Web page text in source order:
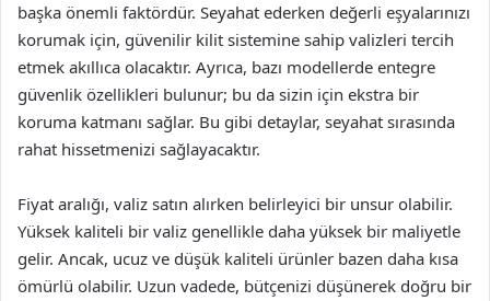
başka önemli faktördür. Seyahat ederken değerli eşyalarınızı
korumak için, güvenilir kilit sistemine sahip valizleri tercih
etmek akıllıca olacaktır. Ayrıca, bazı modellerde entegre
güvenlik özellikleri bulunur; bu da sizin için ekstra bir
koruma katmanı sağlar. Bu gibi detaylar, seyahat sırasında
rahat hissetmenizi sağlayacaktır.
Fiyat aralığı, valiz satın alırken belirleyici bir unsur olabilir.
Yüksek kaliteli bir valiz genellikle daha yüksek bir maliyetle
gelir. Ancak, ucuz ve düşük kaliteli ürünler bazen daha kısa
ömürlü olabilir. Uzun vadede, bütçenizi düşünerek doğru bir